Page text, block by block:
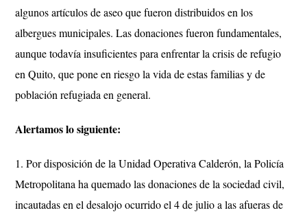
algunos artículos de aseo que fueron distribuidos en los
albergues municipales. Las donaciones fueron fundamentales,
aunque todavía insuficientes para enfrentar la crisis de refugio
en Quito, que pone en riesgo la vida de estas familias y de
población refugiada en general.
Alertamos lo siguiente:
1. Por disposición de la Unidad Operativa Calderón, la Policía
Metropolitana ha quemado las donaciones de la sociedad civil,
incautadas en el desalojo ocurrido el 4 de julio a las afueras de